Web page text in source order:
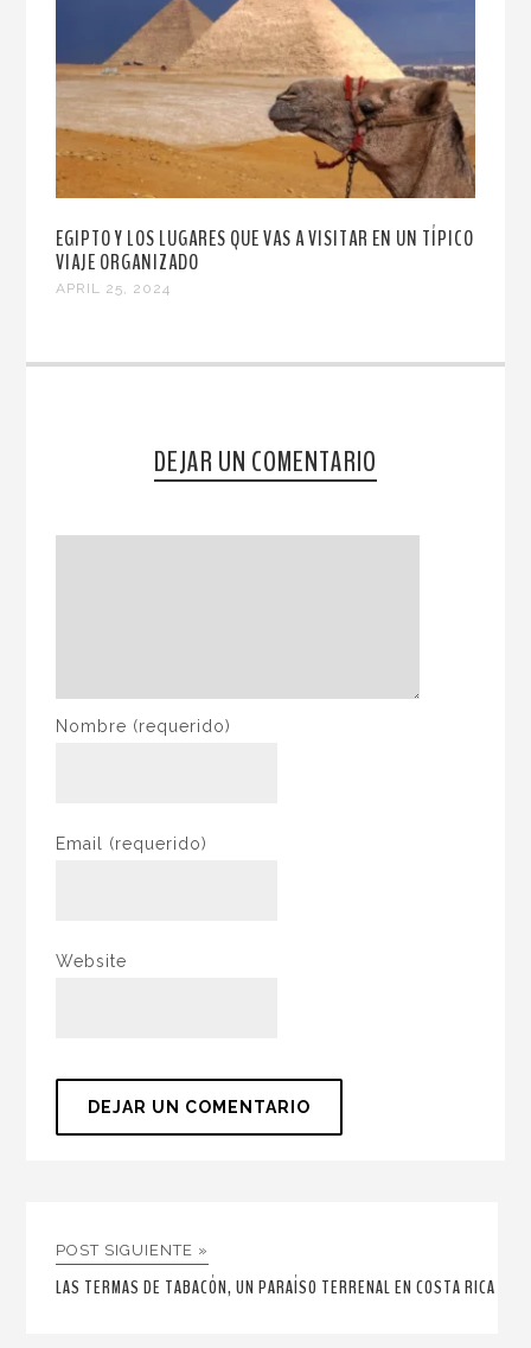
EGIPTO Y LOS LUGARES QUE VAS A VISITAR EN UN TÍPICO
VIAJE ORGANIZADO
APRIL 25, 2024
DEJAR UN COMENTARIO
Nombre (requerido)
Email (requerido)
Website
POST SIGUIENTE »
LAS TERMAS DE TABACÓN, UN PARAÍSO TERRENAL EN COSTA RICA